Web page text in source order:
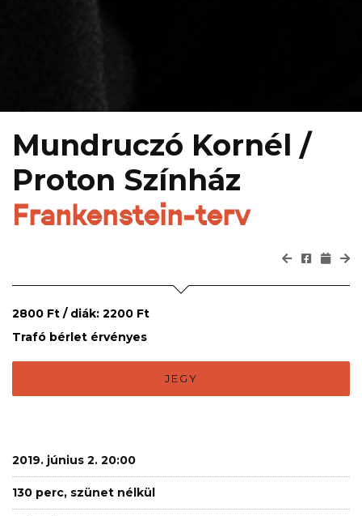
Mundruczó Kornél /
Proton Színház
Frankenstein-terv
2800 Ft / diák: 2200 Ft
Trafó bérlet érvényes
JEGY
2019. június 2. 20:00
130 perc, szünet nélkül